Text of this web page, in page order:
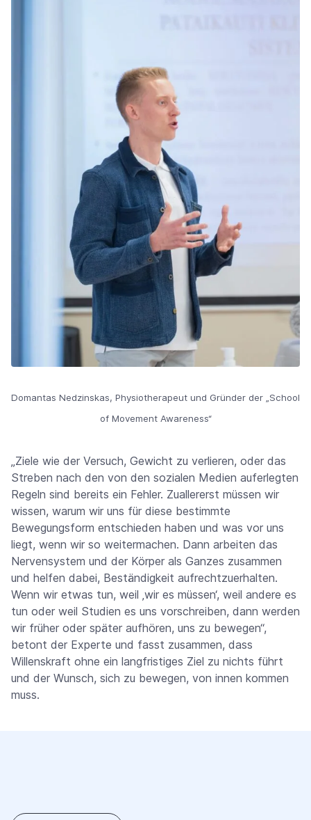
Domantas Nedzinskas, Physiotherapeut und Gründer der „School
of Movement Awareness“
„Ziele wie der Versuch, Gewicht zu verlieren, oder das
Streben nach den von den sozialen Medien auferlegten
Regeln sind bereits ein Fehler. Zuallererst müssen wir
wissen, warum wir uns für diese bestimmte
Bewegungsform entschieden haben und was vor uns
liegt, wenn wir so weitermachen. Dann arbeiten das
Nervensystem und der Körper als Ganzes zusammen
und helfen dabei, Beständigkeit aufrechtzuerhalten.
Wenn wir etwas tun, weil ‚wir es müssen‘, weil andere es
tun oder weil Studien es uns vorschreiben, dann werden
wir früher oder später aufhören, uns zu bewegen“,
betont der Experte und fasst zusammen, dass
Willenskraft ohne ein langfristiges Ziel zu nichts führt
und der Wunsch, sich zu bewegen, von innen kommen
muss.